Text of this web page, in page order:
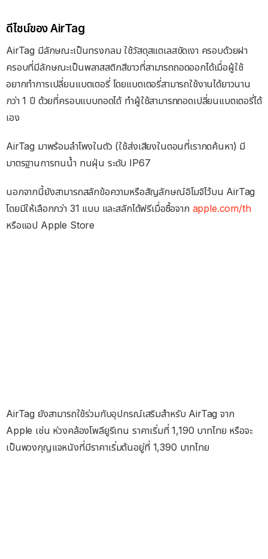
ดีไชน์ของ AirTag
AirTag มีลักษณะเป็นทรงกลม ใช้วัสดุสแตเลสขัดเงา ครอบด้วยฝา
ครอบที่มีลักษณะเป็นพลาสสติกสีขาวที่สามารถถอดออกได้เมื่อผู้ใช้
อยากทำการเปลี่ยนแบตเตอรี่ โดยแบตเตอรี่สามารถใช้งานได้ยาวนาน
กว่า 1 ปี ด้วยที่ครอบแบบถอดได้ ทำผู้ใช้สามารถถอดเปลี่ยนแบตเตอรี่ได้
เอง
AirTag มาพร้อมลำโพงในตัว (ใช้ส่งเสียงในตอนที่เรากดค้นหา) มี
มาตรฐานการทนน้ำ ทนฝุ่น ระดับ IP67
นอกจากนี้ยังสามารถสลักข้อความหรือสัญลักษณ์อิโมจิไว้บน AirTag
โดยมีให้เลือกกว่า 31 แบบ และสลักได้ฟรีเมื่อซื้อจาก apple.com/th
หรือแอป Apple Store
AirTag ยังสามารถใช้ร่วมกับอุปกรณ์เสริมสำหรับ AirTag จาก
Apple เช่น ห่วงคล้องโพลียูรีเทน ราคาเริ่มที่ 1,190 บาทไทย หรือจะ
เป็นพวงกุญแจหนังที่มีราคาเริ่มต้นอยู่ที่ 1,390 บาทไทย